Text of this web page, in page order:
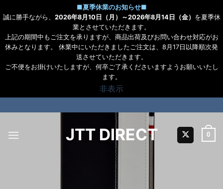
■夏季休業のお知らせ■
誠に勝手ながら、 2026年8月10日（月）～2026年8月14日（金） を夏季休
業とさせていただきます。
上記の期間中もご注文を承りますが、商品出荷及びお問い合わせ対応がお
休みとなります。 休業中にいただきましたご注文は、8月17日以降順次発
送させていただきます。
ご不便をお掛けいたしますが、何卒ご了承くださいますようお願いいたし
ます。
非表示
to
JTT DIRECT 0